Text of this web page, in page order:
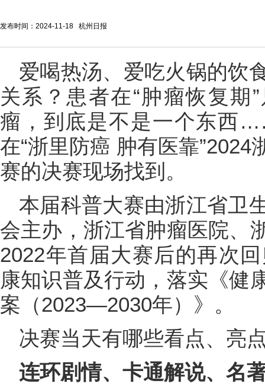
发布时间：2024-11-18 杭州日报
爱喝热汤、爱吃火锅的饮
关系？患者在“肿瘤恢复期
瘤，到底是不是一个东西
在“浙里防癌 肿有医靠
赛的决赛现场找到。
本届科普大赛由浙江省卫
会主办，浙江省肿瘤医院、
2022年首届大赛后的再次
康知识普及行动，落实《
案（2023—2030年）》。
决赛当天有哪些看点、亮
连环剧情、卡通解说、